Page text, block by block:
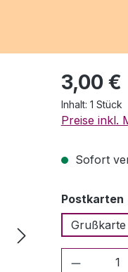
Regulärer
3,00 €
Inhalt: 1 Stück
Preise inkl.
Sofort
Postkarten